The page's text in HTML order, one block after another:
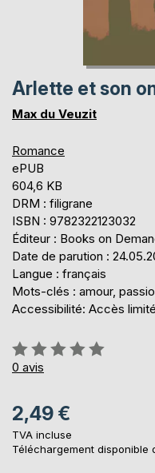
Arlette et son
Max du Veuzit
Romance
ePUB
604,6 KB
DRM : filigrane
ISBN : 9782322123032
Éditeur : Books on
Date de parution :
Langue : français
Mots-clés : amour,
Accessibilité: Accès limité
Évaluation:
0%
0 avis
2,49 €
TVA incluse
Téléchargement disponible